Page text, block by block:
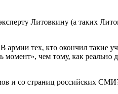
Литовкину (а таких
тех, кто окончил такие
чем тому, как реально
и со страниц российских